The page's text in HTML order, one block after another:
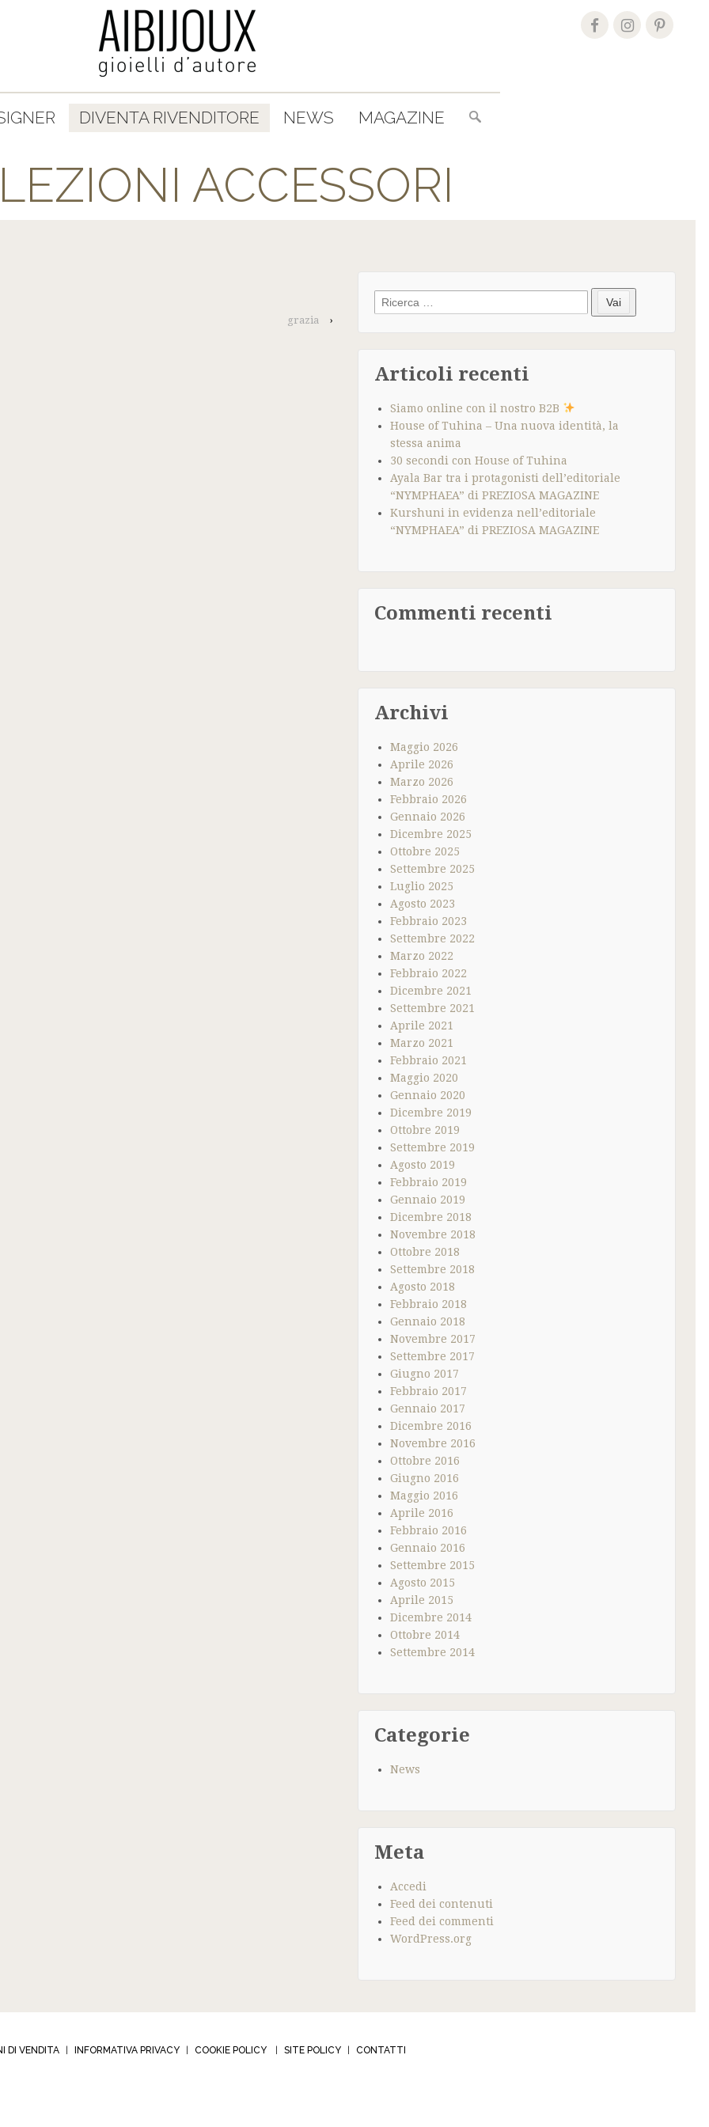
DIVENTA RIVENDITORE NEWS MAGAZINE
ACCESSORI
grazia ›
Search
for:
Vai
Articoli recenti
Siamo online con il nostro B2B
House of Tuhina – Una nuova identità, la
stessa anima
30 secondi con House of Tuhina
Ayala Bar tra i protagonisti dell’editoriale
“NYMPHAEA” di PREZIOSA MAGAZINE
Kurshuni in evidenza nell’editoriale
“NYMPHAEA” di PREZIOSA MAGAZINE
Commenti recenti
Archivi
Maggio 2026
Aprile 2026
Marzo 2026
Febbraio 2026
Gennaio 2026
Dicembre 2025
Ottobre 2025
Settembre 2025
Luglio 2025
Agosto 2023
Febbraio 2023
Settembre 2022
Marzo 2022
Febbraio 2022
Dicembre 2021
Settembre 2021
Aprile 2021
Marzo 2021
Febbraio 2021
Maggio 2020
Gennaio 2020
Dicembre 2019
Ottobre 2019
Settembre 2019
Agosto 2019
Febbraio 2019
Gennaio 2019
Dicembre 2018
Novembre 2018
Ottobre 2018
Settembre 2018
Agosto 2018
Febbraio 2018
Gennaio 2018
Novembre 2017
Settembre 2017
Giugno 2017
Febbraio 2017
Gennaio 2017
Dicembre 2016
Novembre 2016
Ottobre 2016
Giugno 2016
Maggio 2016
Aprile 2016
Febbraio 2016
Gennaio 2016
Settembre 2015
Agosto 2015
Aprile 2015
Dicembre 2014
Ottobre 2014
Settembre 2014
Categorie
News
Meta
Accedi
Feed dei contenuti
Feed dei commenti
WordPress.org
DI VENDITA INFORMATIVA PRIVACY COOKIE POLICY SITE POLICY CONTATTI